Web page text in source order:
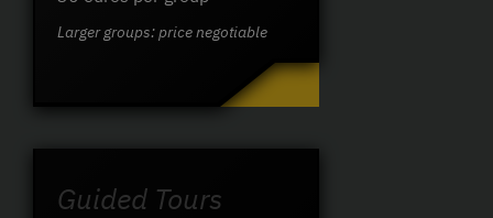
Larger groups: price negotiable
Guided Tours